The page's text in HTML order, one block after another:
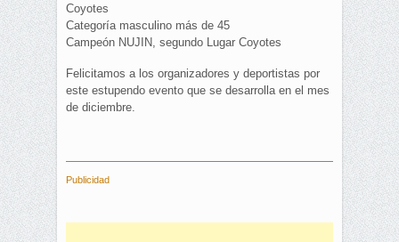
Coyotes
Categoría masculino más de 45
Campeón NUJIN, segundo Lugar Coyotes
Felicitamos a los organizadores y deportistas por
este estupendo evento que se desarrolla en el mes
de diciembre.
Publicidad